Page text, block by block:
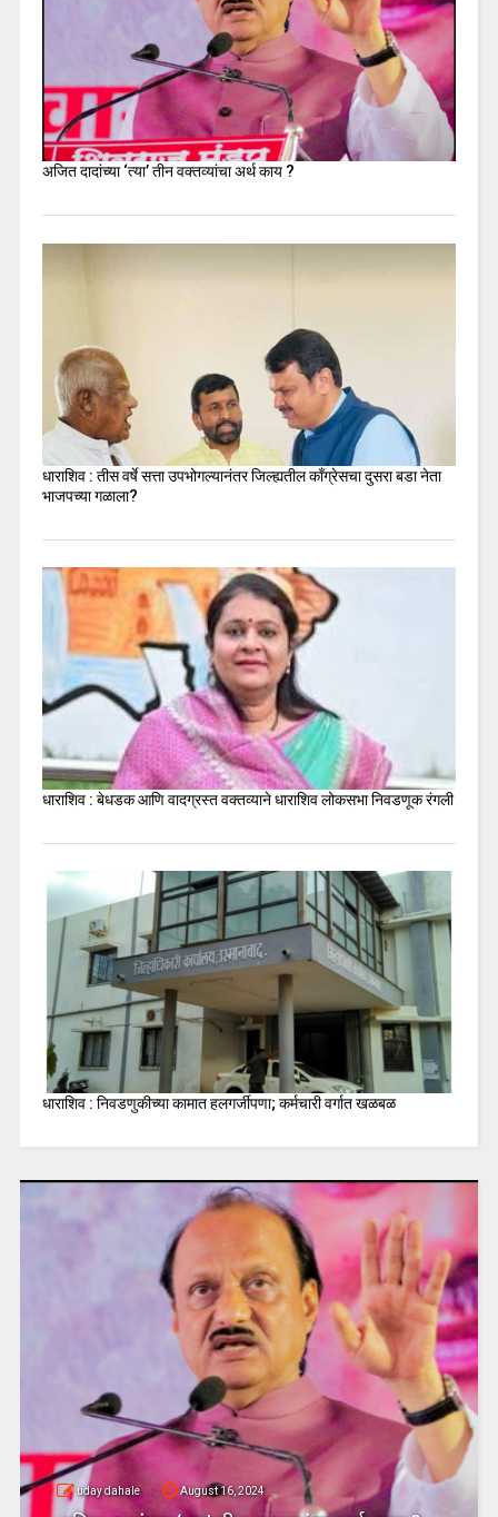
अजित दादांच्या ‘त्या’ तीन वक्तव्यांचा अर्थ काय ?
धाराशिव : तीस वर्षे सत्ता उपभोगल्यानंतर जिल्ह्यतील कॉंग्रेसचा दुसरा बडा नेता
भाजपच्या गळाला?
धाराशिव : बेधडक आणि वादग्रस्त वक्तव्याने धाराशिव लोकसभा निवडणूक रंगली
धाराशिव : निवडणुकीच्या कामात हलगर्जीपणा; कर्मचारी वर्गात खळबळ
uday dahale August 16, 2024